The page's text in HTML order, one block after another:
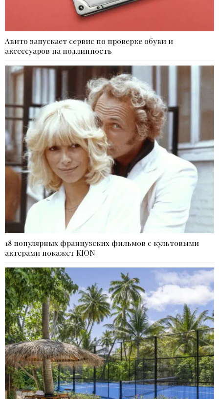
Авито запускает сервис по проверке обуви и
аксессуаров на подлинность
18 популярных французских фильмов с культовыми
актерами покажет KION